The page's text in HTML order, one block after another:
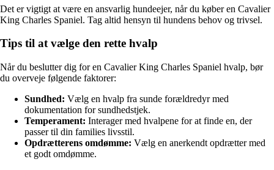
Det er vigtigt at være en ansvarlig hundeejer, når du køber en Cavalier
King Charles Spaniel. Tag altid hensyn til hundens behov og trivsel.
Tips til at vælge den rette hvalp
Når du beslutter dig for en Cavalier King Charles Spaniel hvalp, bør
du overveje følgende faktorer:
Sundhed: Vælg en hvalp fra sunde forældredyr med
dokumentation for sundhedstjek.
Temperament: Interager med hvalpene for at finde en, der
passer til din families livsstil.
Opdrætterens omdømme: Vælg en anerkendt opdrætter med
et godt omdømme.